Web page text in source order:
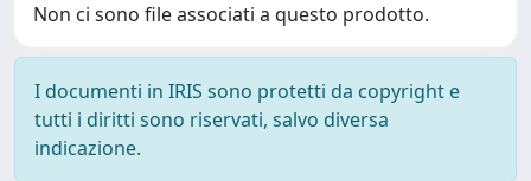
Non ci sono file associati a questo prodotto.
I documenti in IRIS sono protetti da copyright e
tutti i diritti sono riservati, salvo diversa
indicazione.